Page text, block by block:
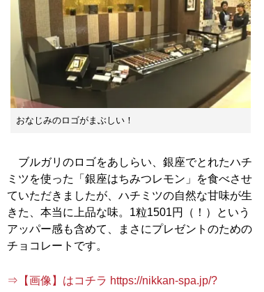
おなじみのロゴがまぶしい！
ブルガリのロゴをあしらい、銀座でとれたハチ
ミツを使った「銀座はちみつレモン」を食べさせ
ていただきましたが、ハチミツの自然な甘味が生
きた、本当に上品な味。1粒1501円（！）という
アッパー感も含めて、まさにプレゼントのための
チョコレートです。
⇒【画像】はコチラ https://nikkan-spa.jp/?